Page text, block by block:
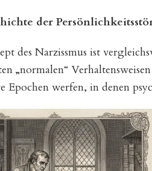
der
des Narzissmus ist
„normalen“
Epochen werfen, in denen